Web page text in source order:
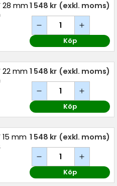
28 mm 1 548 kr (exkl. moms)
Köp
22 mm 1 548 kr (exkl. moms)
Köp
15 mm 1 548 kr (exkl. moms)
Köp